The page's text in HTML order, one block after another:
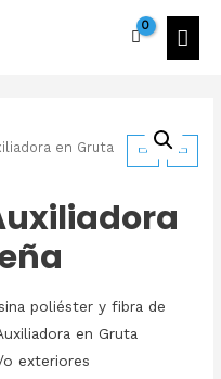
en Gruta
poliéster y fibra de
en Gruta
exteriores